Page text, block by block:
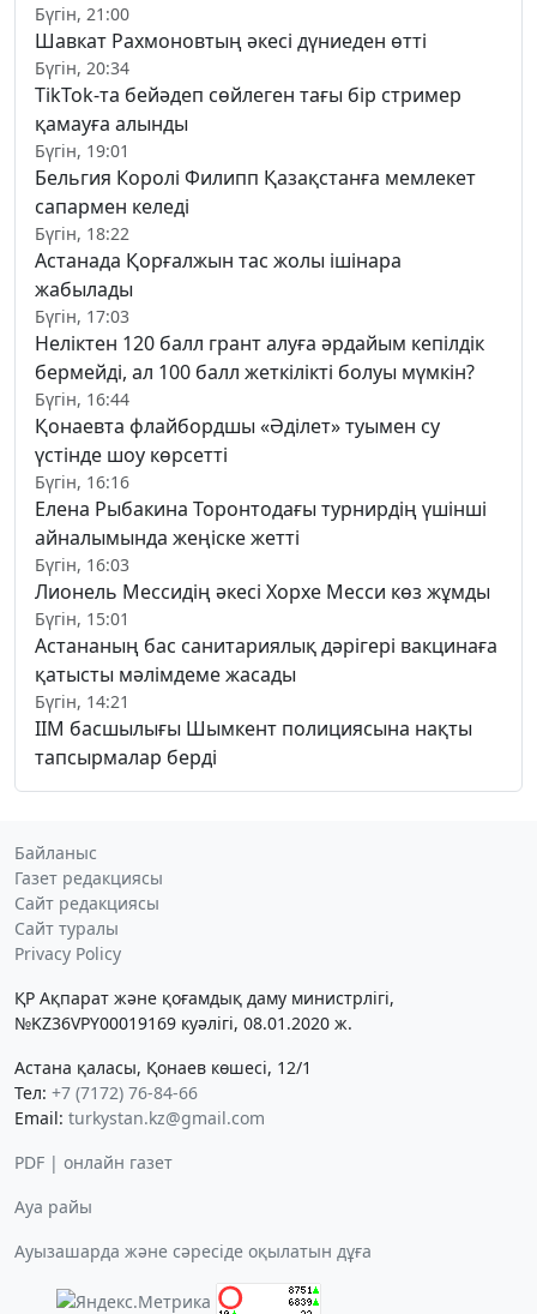
Бүгін, 21:00
Шавкат Рахмоновтың әкесі дүниеден өтті
Бүгін, 20:34
TikTok-та бейәдеп сөйлеген тағы бір стример
қамауға алынды
Бүгін, 19:01
Бельгия Королі Филипп Қазақстанға мемлекет
сапармен келеді
Бүгін, 18:22
Астанада Қорғалжын тас жолы ішінара
жабылады
Бүгін, 17:03
Неліктен 120 балл грант алуға әрдайым кепілдік
бермейді, ал 100 балл жеткілікті болуы мүмкін?
Бүгін, 16:44
Қонаевта флайбордшы «Әділет» туымен су
үстінде шоу көрсетті
Бүгін, 16:16
Елена Рыбакина Торонтодағы турнирдің үшінші
айналымында жеңіске жетті
Бүгін, 16:03
Лионель Мессидің әкесі Хорхе Месси көз жұмды
Бүгін, 15:01
Астананың бас санитариялық дәрігері вакцинаға
қатысты мәлімдеме жасады
Бүгін, 14:21
ІІМ басшылығы Шымкент полициясына нақты
тапсырмалар берді
Байланыс
Газет редакциясы
Сайт редакциясы
Сайт туралы
Privacy Policy
ҚР Ақпарат және қоғамдық даму министрлігі,
№KZ36VPY00019169 куәлігі, 08.01.2020 ж.
Астана қаласы, Қонаев көшесі, 12/1
Тел: +7 (7172) 76-84-66
Email: turkystan.kz@gmail.com
PDF | онлайн газет
Ауа райы
Ауызашарда және сәресіде оқылатын дұға